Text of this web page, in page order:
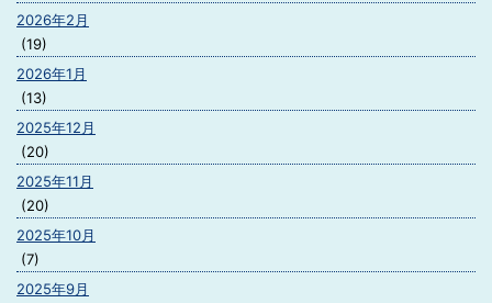
2026年2月
(19)
2026年1月
(13)
2025年12月
(20)
2025年11月
(20)
2025年10月
(7)
2025年9月